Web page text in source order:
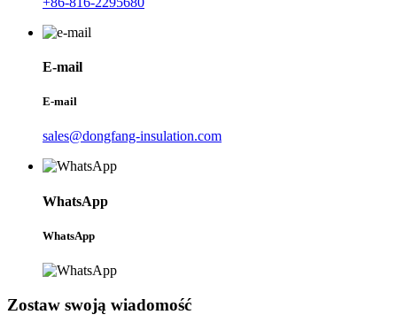
E-mail
E-mail
sales@dongfang-insulation.com
WhatsApp
WhatsApp
Zostaw swoją wiadomość